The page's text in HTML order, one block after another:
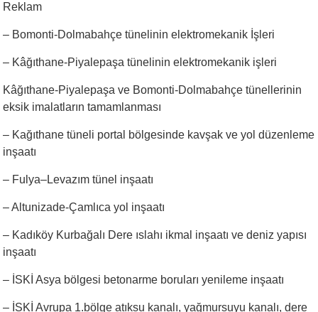
Reklam
– Bomonti-Dolmabahçe tünelinin elektromekanik İşleri
– Kâğıthane-Piyalepaşa tünelinin elektromekanik işleri
Kâğıthane-Piyalepaşa ve Bomonti-Dolmabahçe tünellerinin
eksik imalatların tamamlanması
– Kağıthane tüneli portal bölgesinde kavşak ve yol düzenleme
inşaatı
– Fulya–Levazım tünel inşaatı
– Altunizade-Çamlıca yol inşaatı
– Kadıköy Kurbağalı Dere ıslahı ikmal inşaatı ve deniz yapısı
inşaatı
– İSKİ Asya bölgesi betonarme boruları yenileme inşaatı
– İSKİ Avrupa 1.bölge atıksu kanalı, yağmursuyu kanalı, dere